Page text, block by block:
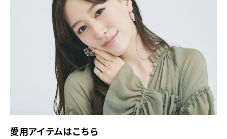
愛用アイテムはこちら